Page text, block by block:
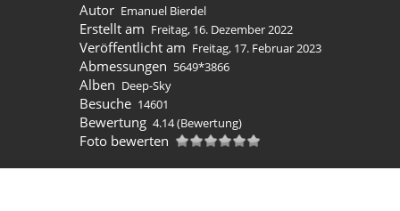
Autor Emanuel Bierdel
Erstellt am Freitag, 16. Dezember 2022
Veröffentlicht am Freitag, 17. Februar 2023
Abmessungen 5649*3866
Alben Deep-Sky
Besuche 14601
Bewertung 4.14(Bewertung)
Foto bewerten